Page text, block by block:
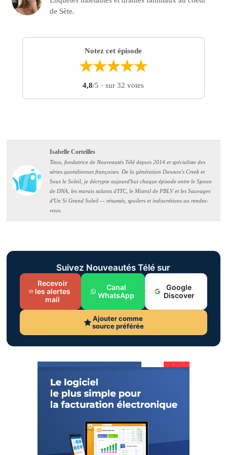
de Sète.
Notez cet épisode
★★★★★
4,8/5 · sur 32 votes
Isabelle Corteilles
Titou, fondatrice de Nouveautés Télé depuis 2014 et spécialiste des
séries quotidiennes françaises. De la génération Dawson's Creek et
Sous le Soleil, je décrypte aujourd'hui chaque épisode entre le Spoon
de DNA, les marais salants d'ITC, le Mistral de PBLV et les Sauvages
d'Un Si Grand Soleil — résumés, spoilers et indiscrétions au rendez-
vous.
Suivez Nouveautés Télé sur
Recevoir
les alertes
mail
Canal
WhatsApp
Google
Discover
Ajouter comme
source préférée